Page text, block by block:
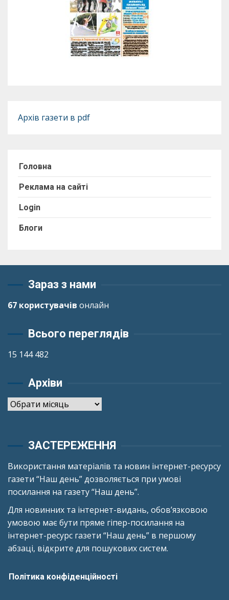
Архів газети в pdf
Головна
Реклама на сайті
Login
Блоги
Зараз з нами
67 користувачів онлайн
Всього переглядів
15 144 482
Архіви
Архіви
ЗАСТЕРЕЖЕННЯ
Використання матеріалів та новин інтернет-ресурсу
газети “Наш день” дозволяється при умові
посилання на газету “Наш день”.
Для новинних та інтернет-видань, обов’язковою
умовою має бути пряме гіпер-посилання на
інтернет-ресурс газети “Наш день” в першому
абзаці, відкрите для пошукових систем.
Політика конфіденційності